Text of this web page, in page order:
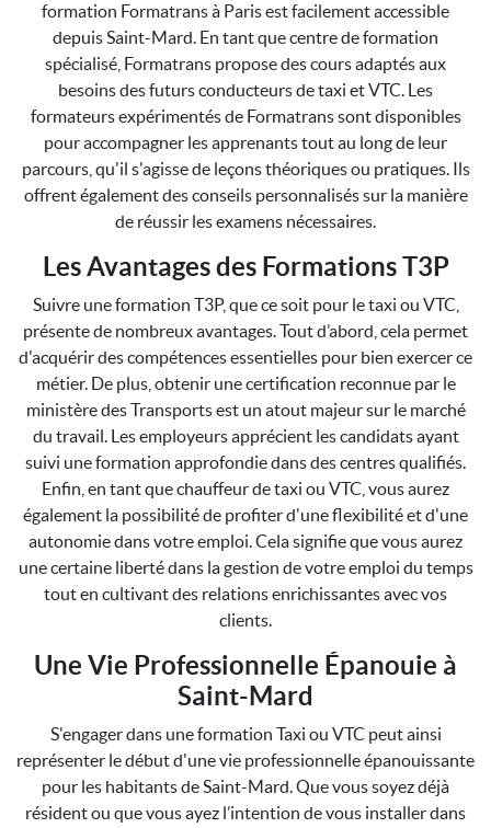
formation Formatrans à Paris est facilement accessible
depuis Saint-Mard. En tant que centre de formation
spécialisé, Formatrans propose des cours adaptés aux
besoins des futurs conducteurs de taxi et VTC. Les
formateurs expérimentés de Formatrans sont disponibles
pour accompagner les apprenants tout au long de leur
parcours, qu'il s'agisse de leçons théoriques ou pratiques. Ils
offrent également des conseils personnalisés sur la manière
de réussir les examens nécessaires.
Les Avantages des Formations T3P
Suivre une formation T3P, que ce soit pour le taxi ou VTC,
présente de nombreux avantages. Tout d’abord, cela permet
d'acquérir des compétences essentielles pour bien exercer ce
métier. De plus, obtenir une certification reconnue par le
ministère des Transports est un atout majeur sur le marché
du travail. Les employeurs apprécient les candidats ayant
suivi une formation approfondie dans des centres qualifiés.
Enfin, en tant que chauffeur de taxi ou VTC, vous aurez
également la possibilité de profiter d'une flexibilité et d'une
autonomie dans votre emploi. Cela signifie que vous aurez
une certaine liberté dans la gestion de votre emploi du temps
tout en cultivant des relations enrichissantes avec vos
clients.
Une Vie Professionnelle Épanouie à
Saint-Mard
S'engager dans une formation Taxi ou VTC peut ainsi
représenter le début d'une vie professionnelle épanouissante
pour les habitants de Saint-Mard. Que vous soyez déjà
résident ou que vous ayez l’intention de vous installer dans